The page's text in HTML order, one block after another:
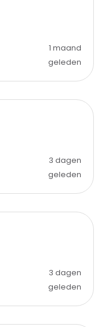
1 maand
geleden
3 dagen
geleden
3 dagen
geleden